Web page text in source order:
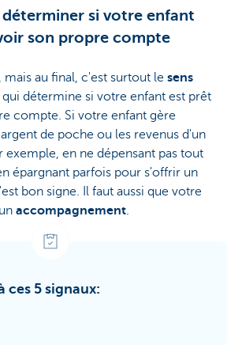
si votre enfant
son propre compte
mais au final, c'est surtout le sens
qui détermine si votre enfant est prêt
compte. Si votre enfant gère
de poche ou les revenus d'un
exemple, en ne dépensant pas tout
épargnant parfois pour s'offrir un
bon signe. Il faut aussi que votre
accompagnement.
ces 5 signaux: